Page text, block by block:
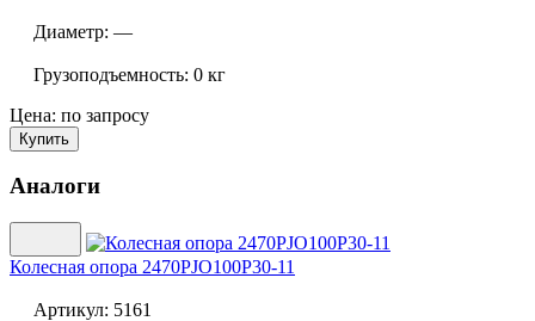
Диаметр: —
Грузоподъемность: 0 кг
Цена: по запросу
Купить
Аналоги
Колесная опора 2470PJO100P30-11
Артикул: 5161